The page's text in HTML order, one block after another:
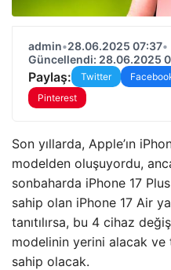
admin•28.06.2025 07:37•
Güncellendi: 28.06.2025
Paylaş: Twitter
Pinterest
Son yıllarda, Apple’ın
modelden oluşuyordu,
sonbaharda iPhone 17
sahip olan iPhone 17 Air
tanıtılırsa, bu 4 cihaz
modelinin yerini alacak
sahip olacak.